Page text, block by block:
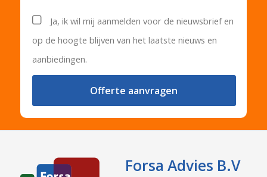
Nieuwsbrief
Ja, ik wil mij aanmelden voor de nieuwsbrief en
op de hoogte blijven van het laatste nieuws en
aanbiedingen.
Forsa Advies B.V